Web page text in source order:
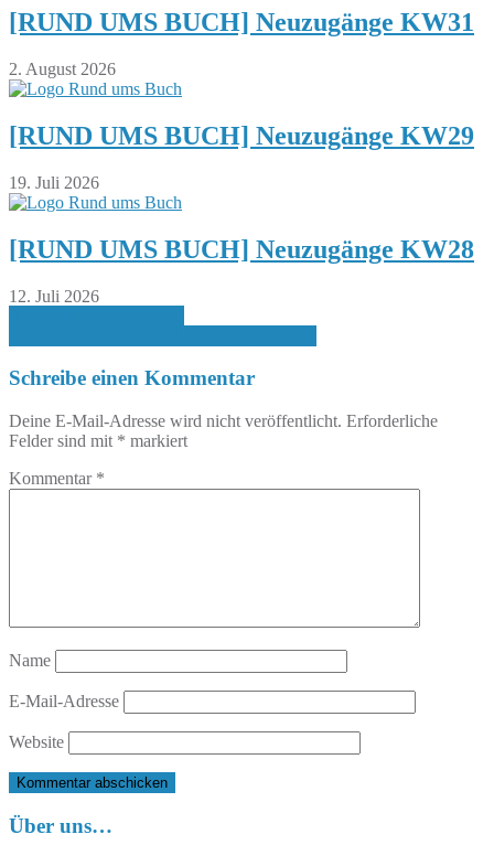
[RUND UMS BUCH] Neuzugänge KW31
2. August 2026
[RUND UMS BUCH] Neuzugänge KW29
19. Juli 2026
[RUND UMS BUCH] Neuzugänge KW28
12. Juli 2026
Beitragsnavigation
Schreibe einen Kommentar
Deine E-Mail-Adresse wird nicht veröffentlicht. Erforderliche
Felder sind mit * markiert
Kommentar *
Name
E-Mail-Adresse
Website
Über uns…